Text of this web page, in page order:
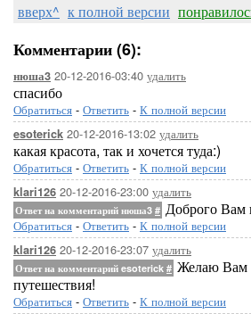
вверх^ к полной версии
Комментарии (6):
нюша3 20-12-2016-03:40 удалить
спасибо
Обратиться - Ответить - К полной версии
esoterick 20-12-2016-13:02 удалить
какая красота, так и хочется туда:)
Обратиться - Ответить - К полной версии
klari126 20-12-2016-23:00 удалить
Ответ на комментарий нюша3 # Доброго Вам
Обратиться - Ответить - К полной версии
klari126 20-12-2016-23:07 удалить
Ответ на комментарий esoterick # Желаю Вам
путешествия!
Обратиться - Ответить - К полной версии